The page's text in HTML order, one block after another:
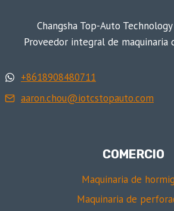
Changsha Top-Auto
Proveedor integral de maquinaria
+8618908480711
aaron.chou@iotcstopauto.com
COMERCIO
Maquinaria de
Maquinaria de